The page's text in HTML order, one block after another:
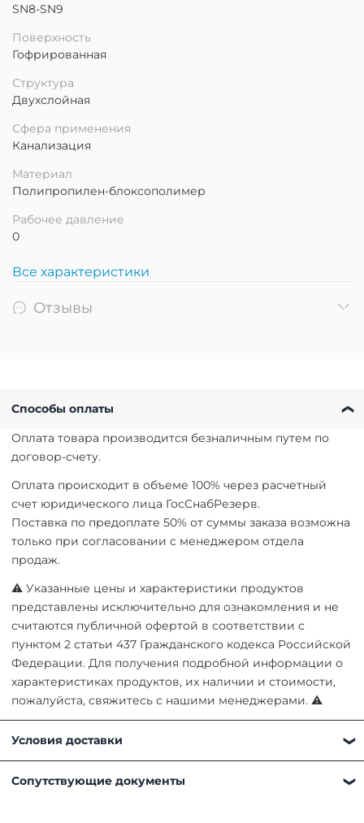
SN8-SN9
Поверхность
Гофрированная
Структура
Двухслойная
Сфера применения
Канализация
Материал
Полипропилен-блоксополимер
Рабочее давление
0
Все характеристики
Отзывы
Способы оплаты
Оплата товара производится безналичным путем по
договор-счету.
Оплата происходит в объеме 100% через расчетный
счет юридического лица ГосСнабРезерв.
Поставка по предоплате 50% от суммы заказа возможна
только при согласовании с менеджером отдела
продаж.
⚠ Указанные цены и характеристики продуктов
представлены исключительно для ознакомления и не
считаются публичной офертой в соответствии с
пунктом 2 статьи 437 Гражданского кодекса Российской
Федерации. Для получения подробной информации о
характеристиках продуктов, их наличии и стоимости,
пожалуйста, свяжитесь с нашими менеджерами. ⚠
Условия доставки
способом:
Сопутствующие документы